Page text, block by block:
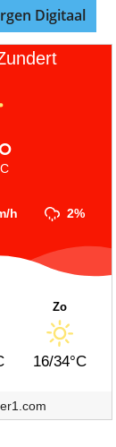
Digitaal
C
h 2%
Zo
16/34°C